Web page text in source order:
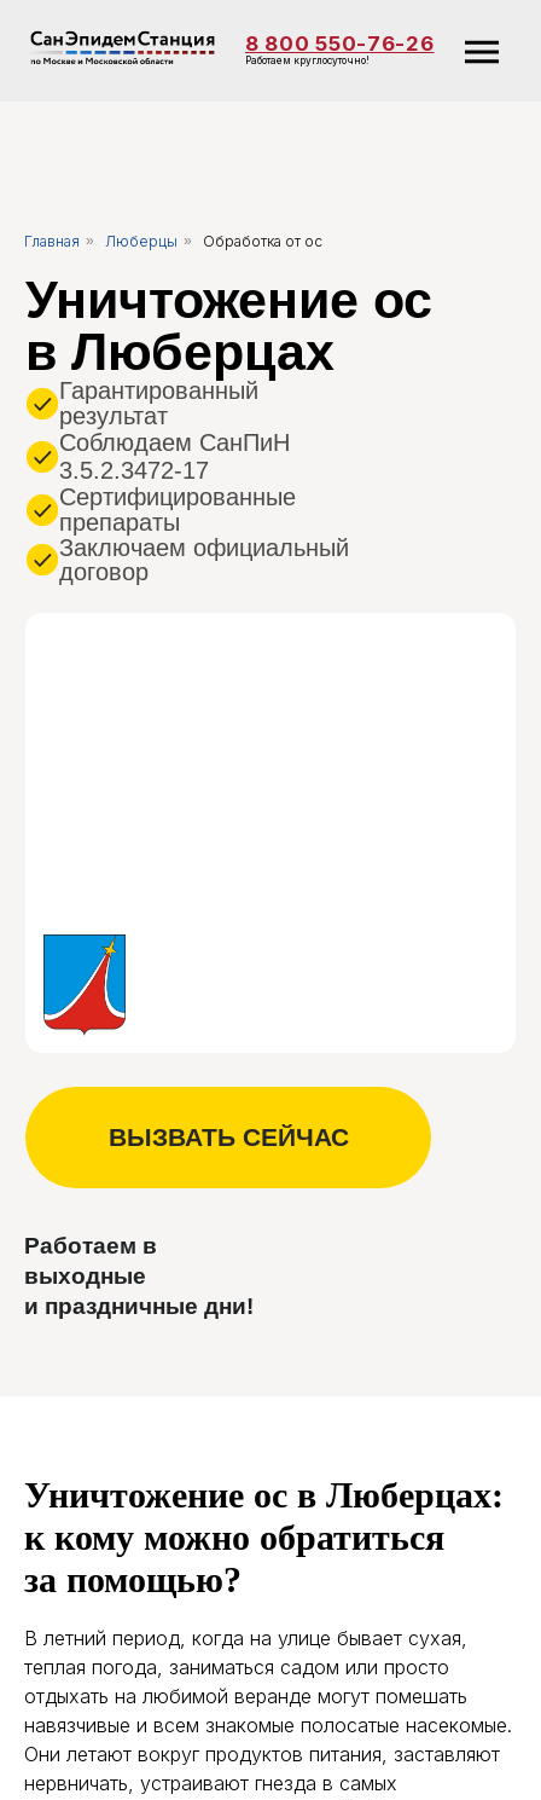
Работаем круглосуточно!
Главная » Люберцы » Обработка от ос
в Люберцах
Гарантированный
результат
Соблюдаем СанПиН
3.5.2.3472-17
Сертифицированные
препараты
Заключаем официальный
договор
Работаем в
выходные
и праздничные дни!
Уничтожение ос в Люберцах:
к кому можно обратиться
за помощью?
В летний период, когда на улице бывает сухая,
теплая погода, заниматься садом или просто
отдыхать на любимой веранде могут помешать
навязчивые и всем знакомые полосатые насекомые.
Они летают вокруг продуктов питания, заставляют
нервничать, устраивают гнезда в самых